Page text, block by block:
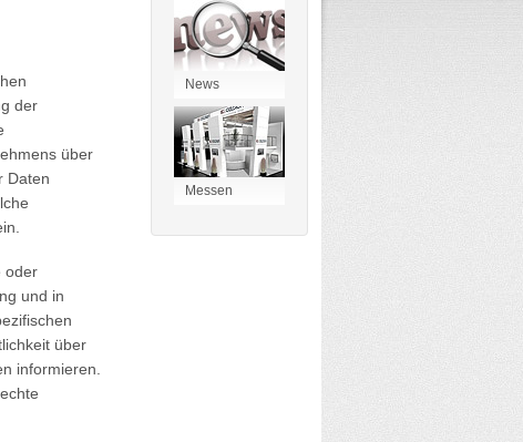
der
über
Daten
oder
und in
über
informieren.
News
News
Messen
Messen